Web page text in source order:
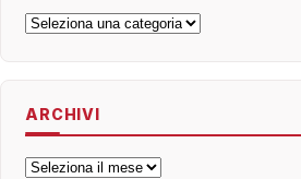
Categorie
ARCHIVI
Archivi